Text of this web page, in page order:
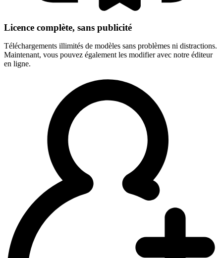
Licence complète, sans publicité
Téléchargements illimités de modèles sans problèmes ni distractions.
Maintenant, vous pouvez également les modifier avec notre éditeur
en ligne.